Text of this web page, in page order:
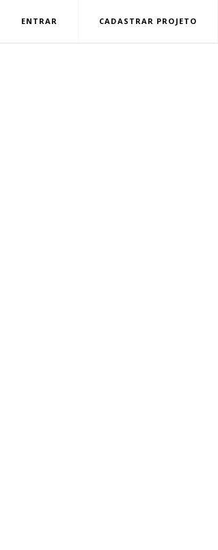
ENTRAR CADASTRAR PROJETO